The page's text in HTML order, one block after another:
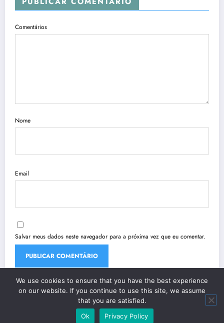
Comentários
Nome
Email
Salvar meus dados neste navegador para a próxima vez que eu comentar.
| Powered BySpiceThemes
We use cookies to ensure that you have the best experience
on our website. If you continue to use this site, we assume
that you are satisfied.
Ok
Privacy Policy